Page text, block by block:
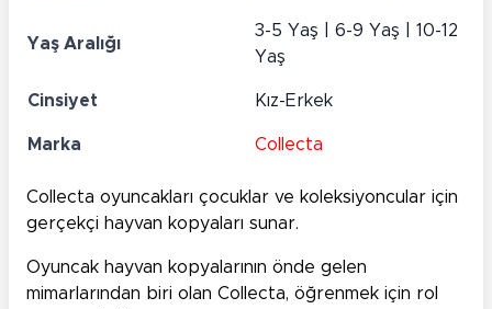
Yaş Aralığı
3-5 Yaş | 6-9 Yaş | 10-12
Yaş
Cinsiyet Kız-Erkek
Marka Collecta
Collecta oyuncakları çocuklar ve koleksiyoncular için
gerçekçi hayvan kopyaları sunar.
Oyuncak hayvan kopyalarının önde gelen
mimarlarından biri olan Collecta, öğrenmek için rol